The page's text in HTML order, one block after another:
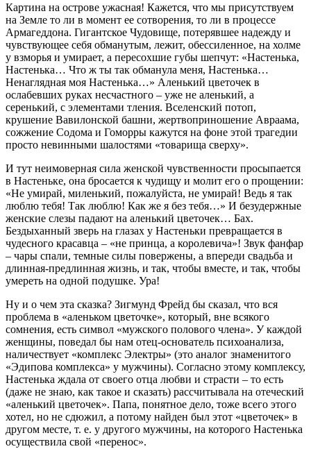
Картина на острове ужасная! Кажется, что мы присутствуем
на Земле то ли в момент ее сотворения, то ли в процессе
Армагеддона. Гигантское Чудовище, потерявшее надежду и
чувствующее себя обманутым, лежит, обессиленное, на холме
у взморья и умирает, а пересохшие губы шепчут: «Настенька,
Настенька… Что ж ты так обманула меня, Настенька…
Ненаглядная моя Настенька…» Аленький цветочек в
ослабевших руках несчастного – уже не аленький, а
серенький, с элементами тления. Вселенский потоп,
крушение Вавилонской башни, жертвоприношение Авраама,
сожжение Содома и Гоморры кажутся на фоне этой трагедии
просто невинными шалостями «товарища сверху».
И тут неимоверная сила женской чувственности просыпается
в Настеньке, она бросается к чудищу и молит его о прощении:
«Не умирай, миленький, пожалуйста, не умирай! Ведь я так
люблю тебя! Так люблю! Как же я без тебя…» И безудержные
женские слезы падают на аленький цветочек… Бах.
Бездыханный зверь на глазах у Настеньки превращается в
чудесного красавца – «не принца, а королевича»! Звук фанфар
– чары спали, темные силы повержены, а впереди свадьба и
длинная-предлинная жизнь, и так, чтобы вместе, и так, чтобы
умереть на одной подушке. Ура!
Ну и о чем эта сказка? Зигмунд Фрейд бы сказал, что вся
проблема в «аленьком цветочке», который, вне всякого
сомнения, есть символ «мужского полового члена». У каждой
женщины, поведал бы нам отец-основатель психоанализа,
наличествует «комплекс Электры» (это аналог знаменитого
«Эдипова комплекса» у мужчины). Согласно этому комплексу,
Настенька ждала от своего отца любви и страсти – то есть
(даже не знаю, как такое и сказать) рассчитывала на отеческий
«аленький цветочек». Папа, понятное дело, тоже всего этого
хотел, но не сдюжил, а потому найден был этот «цветочек» в
другом месте, т. е. у другого мужчины, на которого Настенька
осуществила свой «перенос».